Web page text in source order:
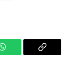
WhatsApp Copy